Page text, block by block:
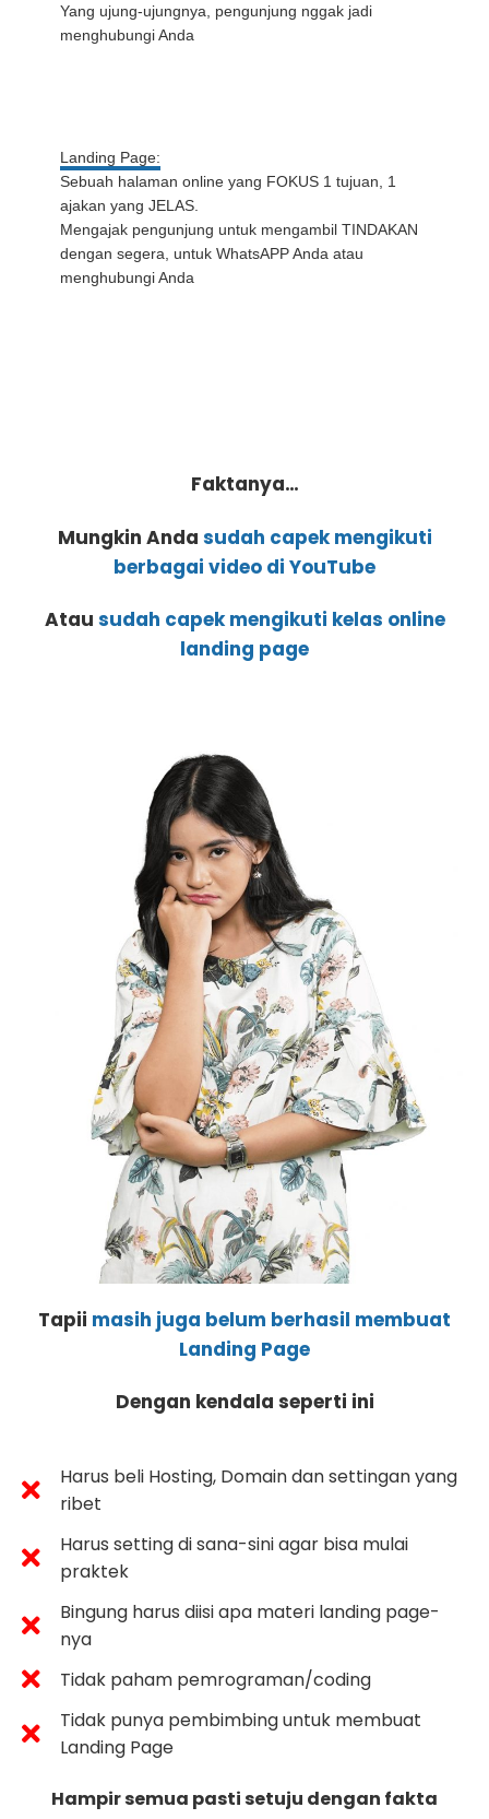
Yang ujung-ujungnya, pengunjung nggak jadi
menghubungi Anda
Landing Page:
Sebuah halaman online yang FOKUS 1 tujuan, 1
ajakan yang JELAS.
Mengajak pengunjung untuk mengambil TINDAKAN
dengan segera, untuk WhatsAPP Anda atau
menghubungi Anda
Faktanya…
Mungkin Anda sudah capek mengikuti
berbagai video di YouTube
Atau sudah capek mengikuti kelas online
landing page
Tapii masih juga belum berhasil membuat
Landing Page
Dengan kendala seperti ini
Harus beli Hosting, Domain dan settingan yang
ribet
Harus setting di sana-sini agar bisa mulai
praktek
Bingung harus diisi apa materi landing page-
nya
Tidak paham pemrograman/coding
Tidak punya pembimbing untuk membuat
Landing Page
Hampir semua pasti setuju dengan fakta